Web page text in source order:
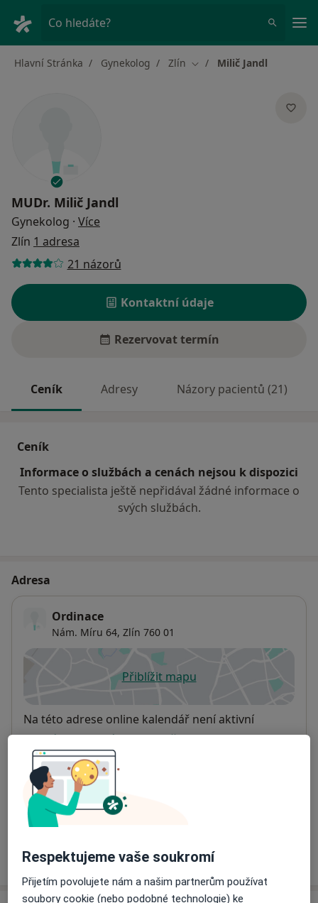
Co hledáte?
Hlavní Stránka Gynekolog Zlín Změna města
Milič Jandl
MUDr. Milič Jandl
Gynekolog · Více
Zlín 1 adresa
21 názorů
Kontaktní údaje
Rezervovat termín
Ceník Adresy Názory pacientů (21)
Ceník
Informace o službách a cenách nejsou k dispozici
Tento specialista ještě nepřidával žádné informace o
svých službách.
Adresa
Ordinace
Nám. Míru 64, Zlín 760 01
Přiblížit mapuse otevře v nové záložce
Dostupnost
Na této adrese online kalendář není aktivní
Co mám v takové situaci udělat?
Způsoby platby (soukromé návštěvy)
Na teto adrese lékař přijímá pacienty na pojišťovnu
Detaily
Víceo adrese
Respektujeme vaše soukromí
Přijetím povolujete nám a našim partnerům používat
soubory cookie (nebo podobné technologie) ke